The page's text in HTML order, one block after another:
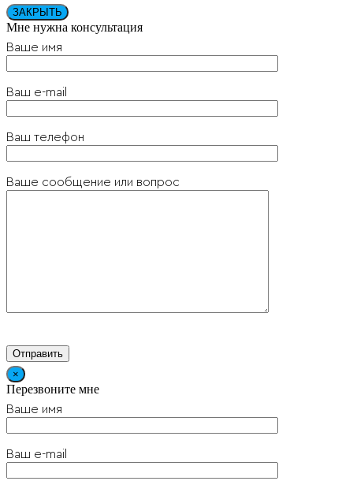
ЗАКРЫТЬ
Мне нужна консультация
Ваше имя
Ваш e-mail
Ваш телефон
Ваше сообщение или вопрос
×
Перезвоните мне
Ваше имя
Ваш e-mail